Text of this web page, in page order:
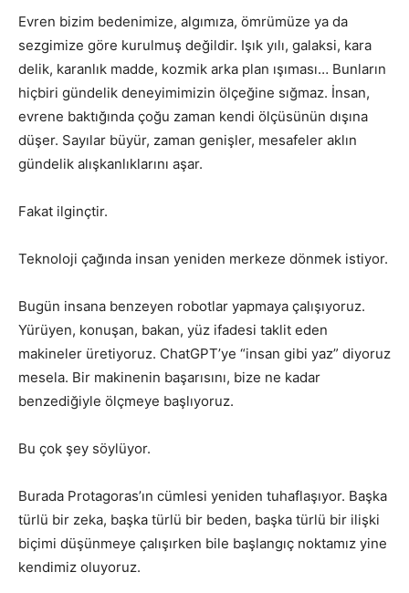
Evren bizim bedenimize, algımıza, ömrümüze ya da
sezgimize göre kurulmuş değildir. Işık yılı, galaksi, kara
delik, karanlık madde, kozmik arka plan ışıması… Bunların
hiçbiri gündelik deneyimimizin ölçeğine sığmaz. İnsan,
evrene baktığında çoğu zaman kendi ölçüsünün dışına
düşer. Sayılar büyür, zaman genişler, mesafeler aklın
gündelik alışkanlıklarını aşar.
Fakat ilginçtir.
Teknoloji çağında insan yeniden merkeze dönmek istiyor.
Bugün insana benzeyen robotlar yapmaya çalışıyoruz.
Yürüyen, konuşan, bakan, yüz ifadesi taklit eden
makineler üretiyoruz. ChatGPT’ye “insan gibi yaz” diyoruz
mesela. Bir makinenin başarısını, bize ne kadar
benzediğiyle ölçmeye başlıyoruz.
Bu çok şey söylüyor.
Burada Protagoras’ın cümlesi yeniden tuhaflaşıyor. Başka
türlü bir zeka, başka türlü bir beden, başka türlü bir ilişki
biçimi düşünmeye çalışırken bile başlangıç noktamız yine
kendimiz oluyoruz.